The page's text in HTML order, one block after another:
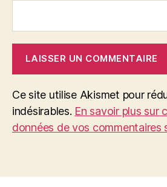
Ce site utilise Akismet pour
indésirables. En savoir plus sur
données de vos commentaires